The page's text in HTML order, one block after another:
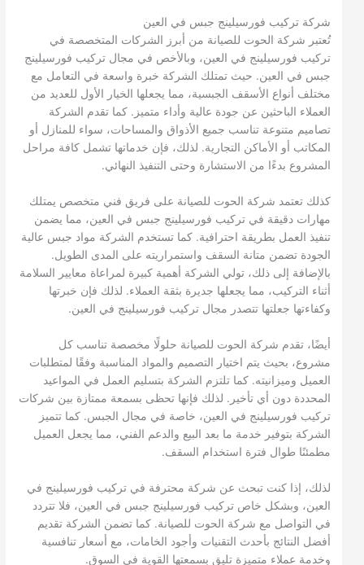
شركة تركيب فورسيلينج جبس في العين
تُعتبر شركة الحوت للصيانة من أبرز الشركات المتخصصة في
تركيب فورسيلينج في العين، وبالأخص في مجال تركيب فورسيلينج
جبس في العين. حيث تمتلك الشركة خبرة واسعة في التعامل مع
مختلف أنواع الأسقف الجبسية، مما يجعلها الخيار الأول للعديد من
العملاء الباحثين عن جودة عالية وأداء متميز. كما تقدم الشركة
تصاميم متنوعة تناسب جميع الأذواق والمساحات، سواء للمنازل أو
المكاتب أو الأماكن التجارية. لذلك، فإن خدماتها تشمل كافة مراحل
المشروع بدءًا من الاستشارة وحتى التنفيذ النهائي.
كذلك تعتمد شركة الحوت للصيانة على فريق فني متخصص يمتلك
مهارات دقيقة في تركيب فورسيلينج جبس في العين، مما يضمن
تنفيذ العمل بطريقة احترافية. كما تستخدم الشركة مواد جبس عالية
الجودة تضمن متانة السقف واستمراريته على المدى الطويل.
بالإضافة إلى ذلك، تولي الشركة أهمية كبيرة لمراعاة معايير السلامة
أثناء التركيب، مما يجعلها جديرة بثقة العملاء. لذلك فإن خبرتها
وكفاءتها جعلتها تتصدر مجال تركيب فورسيلينج في العين.
أيضًا، تقدم شركة الحوت للصيانة حلولًا مخصصة تناسب كل
مشروع، بحيث يتم اختيار التصميم والمواد المناسبة وفقًا لمتطلبات
العميل وميزانيته. كما تلتزم الشركة بتسليم العمل في المواعيد
المحددة دون أي تأخير. لذلك فإنها تحظى بسمعة ممتازة بين شركات
تركيب فورسيلينج في العين، خاصة في مجال الجبس. كما تتميز
الشركة بتوفير خدمة ما بعد البيع والدعم الفني، مما يجعل العميل
مطمئنًا طوال فترة استخدام السقف.
لذلك، إذا كنت تبحث عن شركة محترفة في تركيب فورسيلينج في
العين، وبشكل خاص تركيب فورسيلينج جبس في العين، فلا تتردد
في التواصل مع شركة الحوت للصيانة. كما تضمن الشركة تقديم
أفضل النتائج بأحدث التقنيات وأجود الخامات، مع أسعار تنافسية
وخدمة عملاء متميزة تليق بسمعتها القوية في السوق.